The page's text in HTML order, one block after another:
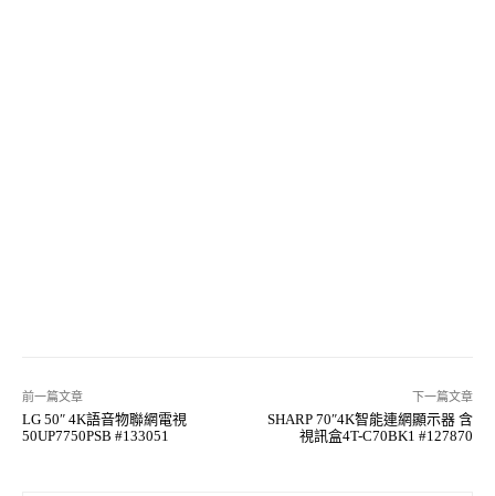
前一篇文章
LG 50″ 4K語音物聯網電視
50UP7750PSB #133051
下一篇文章
SHARP 70″4K智能連網顯示器 含
視訊盒4T-C70BK1 #127870